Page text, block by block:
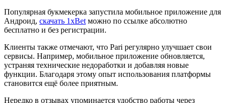
Популярная букмекерка запустила мобильное приложение для
Андроид, скачать 1xBet можно по ссылке абсолютно
бесплатно и без регистрации.
Клиенты также отмечают, что Pari регулярно улучшает свои
сервисы. Например, мобильное приложение обновляется,
устраняя технические недоработки и добавляя новые
функции. Благодаря этому опыт использования платформы
становится ещё более приятным.
Нередко в отзывах упоминается удобство работы через